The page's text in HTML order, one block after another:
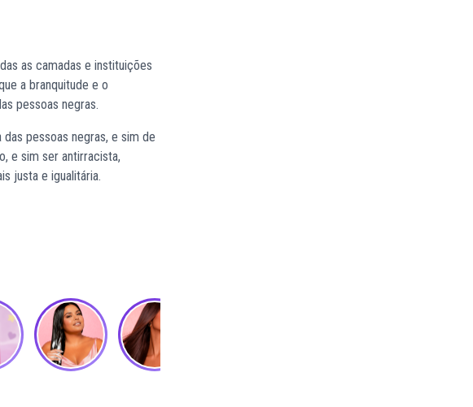
as camadas e instituições
a branquitude e o
pessoas negras.
pessoas negras, e sim de
e sim ser antirracista,
justa e igualitária.